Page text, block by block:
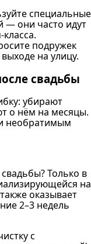
специальные
— они часто идут
подружек
на улицу.
свадьбы
убирают
о нём на месяцы.
необратимым
Только в
на
оказывает
2–3 недель
с